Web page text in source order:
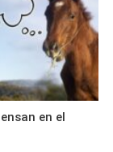
en el